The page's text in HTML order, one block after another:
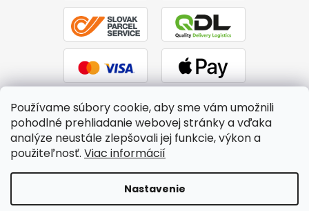
Používame súbory cookie, aby sme vám umožnili
pohodlné prehliadanie webovej stránky a vďaka
analýze neustále zlepšovali jej funkcie, výkon a
použiteľnosť. Viac informácií
Nastavenie